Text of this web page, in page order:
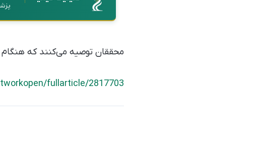
محققان توصیه می‌کنند که
fullarticle/2817703